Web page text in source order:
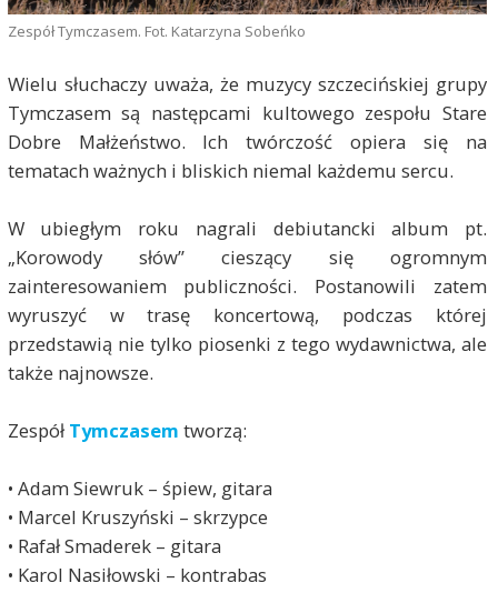
Zespół Tymczasem. Fot. Katarzyna Sobeńko
Wielu słuchaczy uważa, że muzycy szczecińskiej grupy
Tymczasem są następcami kultowego zespołu Stare
Dobre Małżeństwo. Ich twórczość opiera się na
tematach ważnych i bliskich niemal każdemu sercu.
W ubiegłym roku nagrali debiutancki album pt.
„Korowody słów” cieszący się ogromnym
zainteresowaniem publiczności. Postanowili zatem
wyruszyć w trasę koncertową, podczas której
przedstawią nie tylko piosenki z tego wydawnictwa, ale
także najnowsze.
Zespół Tymczasem tworzą:
• Adam Siewruk – śpiew, gitara
• Marcel Kruszyński – skrzypce
• Rafał Smaderek – gitara
• Karol Nasiłowski – kontrabas